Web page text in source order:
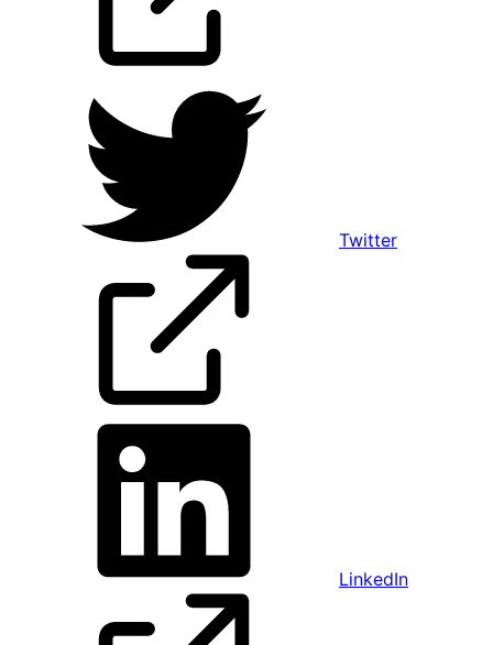
Twitter
LinkedIn